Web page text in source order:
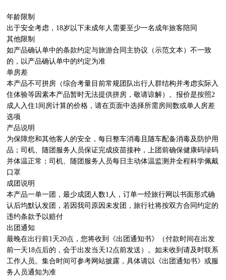
年龄限制
出于安全考虑，18岁以下未成年人需要至少一名成年旅客陪同
其他限制
如产品确认单中的条款约定与旅游合同主协议（示范文本）不一致
的，以产品确认单中的约定为准
单房差
本产品不可拼房（综合考量目前常规团队出行人群结构并考虑实际入
住体验等因素本产品暂时无法提供拼房，敬请谅解）。报价是按照2
成人入住1间房计算的价格，请在页面中选择所需房间数或单人房差
选项
产品说明
为保障您和其他客人的安全，每日整车消毒且随车配备消毒及防护用
品；司机、随团服务人员保证完成疫苗接种，上团前确保健康码绿码
并体温正常；司机、随团服务人员每日主动体温监测并全程科学佩戴
口罩
成团说明
本产品一单一团，最少成团人数1人，订单一经旅行网以书面形式确
认后均默认发团，若因我司原因未发团，旅行社将按双方合同约定的
违约条款予以赔付
出团通知
最晚在出行前1天20点，您将收到《出团通知书》（付款时间在出发
前一天18点后的，会于出发当天12点前发送）。如未收到请及时联系
工作人员。集合时间可参考网站披露，具体请以《出团通知书》或服
务人员通知为准